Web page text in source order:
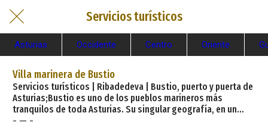
Servicios turísticos
Asturias Occidente Centro Oriente
Villa marinera de Bustio
Servicios turísticos | Ribadedeva | Bustio, puerto y puerta de
Asturias;Bustio es uno de los pueblos marineros más
tranquilos de toda Asturias. Su singular geografía, en un
recodo ribereño de la Ría de Tinamayor ? frontera natural
- — -